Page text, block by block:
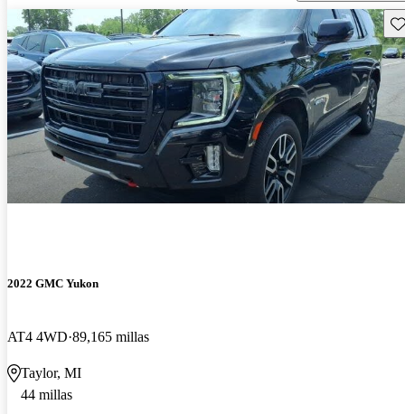
2022 GMC Yukon
AT4 4WD 89,165 millas
Taylor, MI
44 millas